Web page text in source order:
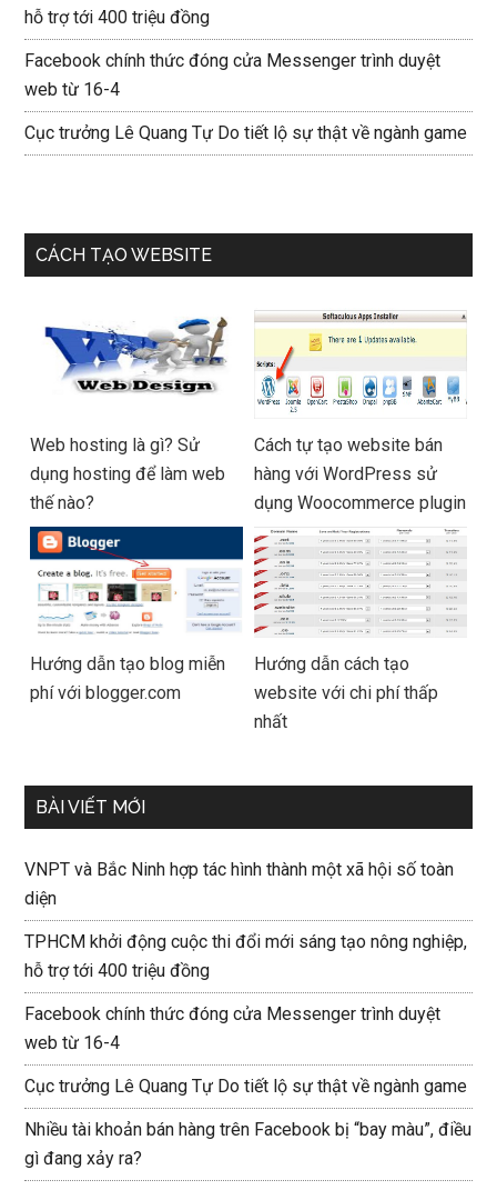
hỗ trợ tới 400 triệu đồng
Facebook chính thức đóng cửa Messenger trình duyệt
web từ 16-4
Cục trưởng Lê Quang Tự Do tiết lộ sự thật về ngành game
CÁCH TẠO WEBSITE
Web hosting là gì? Sử
dụng hosting để làm web
thế nào?
Cách tự tạo website bán
hàng với WordPress sử
dụng Woocommerce plugin
Hướng dẫn tạo blog miễn
phí với blogger.com
Hướng dẫn cách tạo
website với chi phí thấp
nhất
BÀI VIẾT MỚI
VNPT và Bắc Ninh hợp tác hình thành một xã hội số toàn
diện
TPHCM khởi động cuộc thi đổi mới sáng tạo nông nghiệp,
hỗ trợ tới 400 triệu đồng
Facebook chính thức đóng cửa Messenger trình duyệt
web từ 16-4
Cục trưởng Lê Quang Tự Do tiết lộ sự thật về ngành game
Nhiều tài khoản bán hàng trên Facebook bị “bay màu”, điều
gì đang xảy ra?